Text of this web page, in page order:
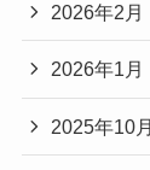
2026年2月
2026年1月
2025年10月